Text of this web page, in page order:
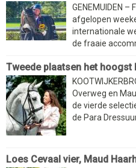
GENEMUIDEN
afgelopen
internationale
de fraaie
Tweede plaatsen het hoogst
Overweg en
de vierde
de Para
Loes Cevaal vier, Maud